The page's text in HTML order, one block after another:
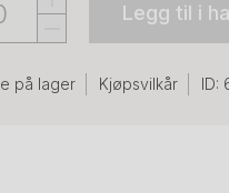
Legg til i
på lager Kjøpsvilkår ID: